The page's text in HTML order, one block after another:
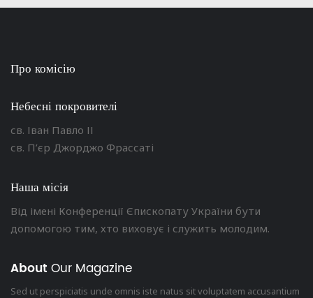
Про комісію
Небесні покровителі
св. Іван Павло ІІ
св. П’єр Джорджо Фрассаті
Наша місія
Від імені Конференції Єпископату України бути
допомогою тим, хто виховує і служить молодим.
About Our Magazine
Sed ut perspiciatis unde omnis iste natus sit voluptatem accusantium